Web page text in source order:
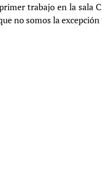
trabajo en la sala
no somos la excepción